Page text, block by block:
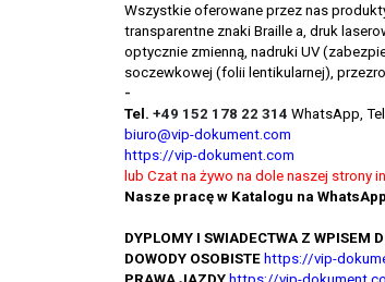
Wszystkie oferowane przez nas
transparentne znaki Braille a, druk
optycznie zmienną, nadruki UV
soczewkowej (folii lentikularnej),
-
Tel. +49 152 178 22 314 WhatsApp,
biuro@vip-dokument.com
https://vip-dokument.com
lub Czat na żywo na dole naszej strony
Nasze pracę w Katalogu na WhatsApp
DYPLOMY I SWIADECTWA Z WPISEM
DOWODY OSOBISTE https://vip-